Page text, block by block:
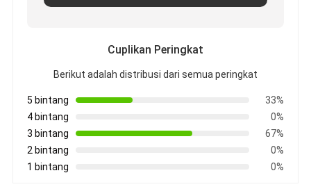
Cuplikan Peringkat
Berikut adalah distribusi dari semua peringkat
5 bintang
33%
4 bintang
0%
3 bintang
67%
2 bintang
0%
1 bintang
0%